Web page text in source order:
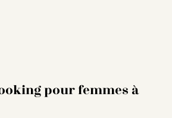
pour femmes à